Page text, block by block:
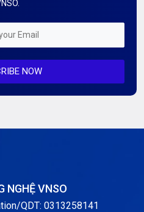
NOW
NGHỆ VNSO
QDT: 0313258141